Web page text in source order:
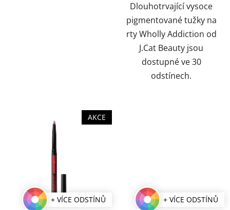
Dlouhotrvající vysoce
pigmentované tužky na
rty Wholly Addiction od
J.Cat Beauty jsou
dostupné ve 30
odstínech.
AKCE
+ VÍCE ODSTÍNŮ + VÍCE ODSTÍNŮ